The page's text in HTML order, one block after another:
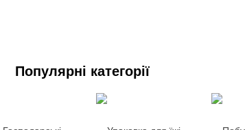
Популярні категорії